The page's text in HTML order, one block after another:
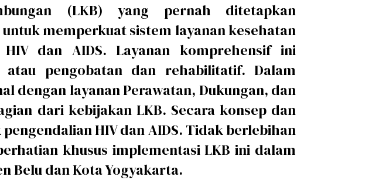
(LKB) yang pernah ditetapkan
memperkuat sistem layanan kesehatan
dan AIDS. Layanan komprehensif ini
pengobatan dan rehabilitatif. Dalam
dengan layanan Perawatan, Dukungan, dan
dari kebijakan LKB. Secara konsep dan
HIV dan AIDS. Tidak berlebihan
khusus implementasi LKB ini dalam
Belu dan Kota Yogyakarta.